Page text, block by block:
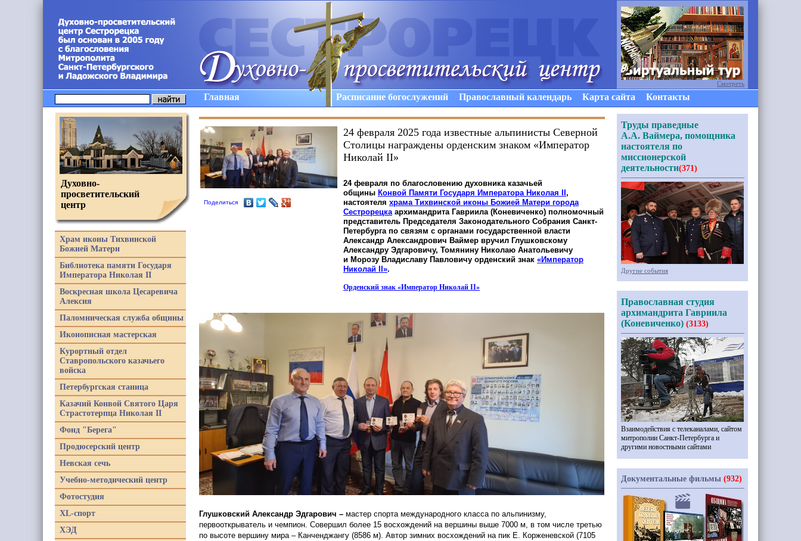
Главная Расписание богослужений Православный календарь Карта сайта Контакты
Поделиться
24 февраля 2025 года известные альпинисты Северной
Столицы награждены орденским знаком «Император
Николай II»
24 февраля по благословению духовника казачьей
общины Конвой Памяти Государя Императора Николая
,
настоятеля храма Тихвинской иконы Божией Матери города
Сестрорецкаархимандрита Гавриила (Коневиченко) полномочный
представитель Председателя Законодательного Собрания Санкт-
Петербурга по связям с органами государственной власти
Александр Александрович Ваймер вручил Глушковскому
Александру Эдгаровичу, Томянину Николаю Анатольевичу
и Морозу Владиславу Павловичу орденский знак «Император
Николай II».
Орденский знак «Император Николай II»
Глушковский Александр Эдгарович – мастер спорта международного класса по альпинизму,
первооткрыватель и чемпион. Совершил более 15 восхождений на вершины выше 7000 м, в том числе третью
по высоте вершину мира – Канченджангу (8586 м). Автор зимних восхождений на пик Е. Корженевской (7105
Духовно-
просветительский
центр
Храм иконы Тихвинской
Божией Матери
Библиотека памяти Государя
Императора Николая II
Воскресная школа Цесаревича
Алексия
Паломническая служба общины
Иконописная мастерская
Курортный отдел
Ставропольского казачьего
войска
Петербургская станица
Казачий Конвой Святого Царя
Страстотерпца Николая II
Фонд "Берега"
Продюсерский центр
Невская сечь
Учебно-методический центр
Фотостудия
XL-спорт
ХЭД
Смотреть
Труды праведные
А.А. Ваймера, помощника
настоятеля по
миссионерской
деятельности(371)
Другие события
Православная студия
архимандрита Гавриила
(Коневиченко) (3133)
Взаимодействия с телеканалами, сайтом
митрополии Санкт-Петербурга и
другими новостными сайтами
Документальные фильмы (932)